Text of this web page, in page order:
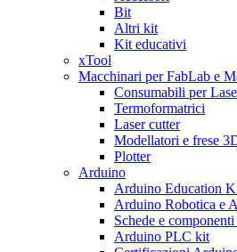
Bit
Altri kit
Kit educativi
xTool
Macchinari per FabLab e
Consumabili per
Termoformatrici
Laser cutter
Modellatori e frese
Plotter
Arduino
Arduino Education
Arduino Robotica e
Schede e
Arduino PLC kit